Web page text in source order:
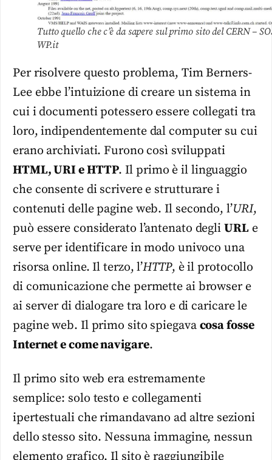
Tutto quello che c’è da sapere sul primo sito del CERN –
WP.it
Per risolvere questo problema, Tim Berners-
Lee ebbe l’intuizione di creare un sistema in
cui i documenti potessero essere collegati tra
loro, indipendentemente dal computer su cui
erano archiviati. Furono così sviluppati
HTML, URI e HTTP. Il primo è il linguaggio
che consente di scrivere e strutturare i
contenuti delle pagine web. Il secondo, l’URI,
può essere considerato l’antenato degli URLe
serve per identificare in modo univoco una
risorsa online. Il terzo, l’HTTP, è il protocollo
di comunicazione che permette ai browser e
ai server di dialogare tra loro e di caricare le
pagine web. Il primo sito spiegava cosa fosse
Internet e come navigare.
Il primo sito web era estremamente
semplice: solo testo e collegamenti
ipertestuali che rimandavano ad altre sezioni
dello stesso sito. Nessuna immagine, nessun
elemento grafico. Il sito è raggiungibile